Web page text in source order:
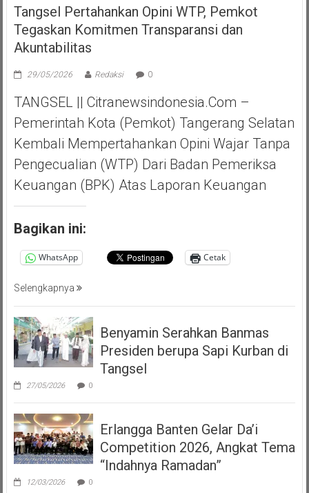
Tangsel Pertahankan Opini WTP, Pemkot
Tegaskan Komitmen Transparansi dan
Akuntabilitas
29/05/2026 Redaksi 0
TANGSEL || Citranewsindonesia.com –
Pemerintah Kota (Pemkot) Tangerang Selatan
Kembali Mempertahankan Opini Wajar Tanpa
Pengecualian (WTP) Dari Badan Pemeriksa
Keuangan (BPK) Atas Laporan Keuangan
Bagikan ini:
WhatsApp Cetak
Selengkapnya
Benyamin Serahkan Banmas
Presiden berupa Sapi Kurban di
Tangsel
27/05/2026 0
Erlangga Banten Gelar Da’i
Competition 2026, Angkat Tema
“Indahnya Ramadan”
12/03/2026 0